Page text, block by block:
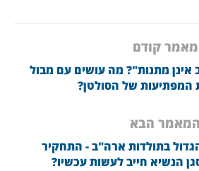
מאמר קודם
אינן מתנות"? מה עושים עם מבול
המפתיעות של הסולטן?
המאמר הבא
בתולדות ארה"ב - התחקיר
הנשיא חייב לעשות עכשיו?